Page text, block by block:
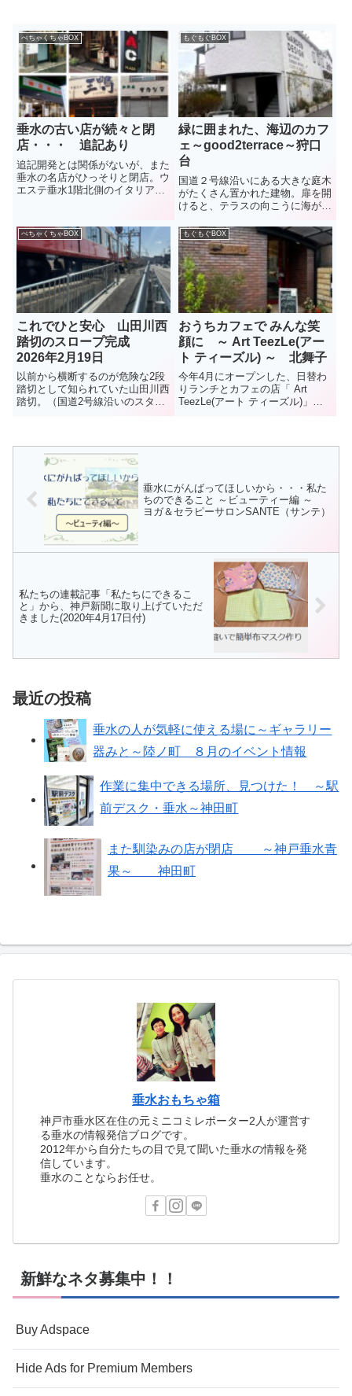
ぺちゃくちゃBOX
垂水の古い店が続々と閉
店・・・ 追記あり
追記開発とは関係がないが、また
垂水の名店がひっそりと閉店。ウ
エステ垂水1階北側のイタリアン
弘さんは、知る人ぞ知る料理人。
昨年12月27日に閉店したとのこ
と。（2026年3月） ...
もぐもぐBOX
緑に囲まれた、海辺のカフ
ェ～good2terrace～狩口
台
国道２号線沿いにある大きな庭木
がたくさん置かれた建物。扉を開
けると、テラスの向こうに海が広
ブジェがお出迎え。ここは、ガー
デン・エクステリアの設計から施
工、植栽の管理を行う
GOOD2GARDENが営むカフェ・
GO...
ぺちゃくちゃBOX
これでひと安心 山田川西
踏切のスロープ完成
2026年2月19日
以前から横断するのが危険な2段
踏切として知られていた山田川西
踏切。（国道2号線沿いのスター
念なことにここで、2025年1月9
日、女性2人が電車と接触する...
もぐもぐBOX
おうちカフェで みんな笑
顔に ～ Art TeezLe(アー
ト ティーズル) ～ 北舞子
今年4月にオープンした、日替わ
りランチとカフェの店「 Art
TeezLe(アート ティーズル)」。
垂水にがんばってほしいから・・・私た
ちのできること ～ビューティー編 ～
ヨガ＆セラピーサロンSANTE（サンテ）
私たちの連載記事「私たちにできるこ
と」から、神戸新聞に取り上げていただ
きました(2020年4月17日付)
最近の投稿
垂水の人が気軽に使える場に～ギャラリー
器みと～陸ノ町 ８月のイベント情報
作業に集中できる場所、見つけた！ ～駅
前デスク・垂水～神田町
また馴染みの店が閉店 ～神戸垂水青
果～ 神田町
垂水おもちゃ箱
神戸市垂水区在住の元ミニコミレポーター2人が運営す
る垂水の情報発信ブログです。
2012年から自分たちの目で見て聞いた垂水の情報を発
信しています。
垂水のことならお任せ。
新鮮なネタ募集中！！
Buy Adspace
Hide Ads for Premium Members